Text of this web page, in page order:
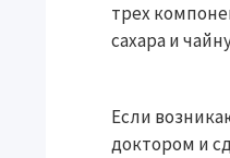
трех
сахара и
Если
доктором и